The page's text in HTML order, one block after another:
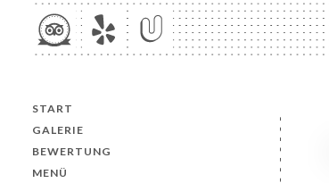
START
GALERIE
BEWERTUNG
MENÜ